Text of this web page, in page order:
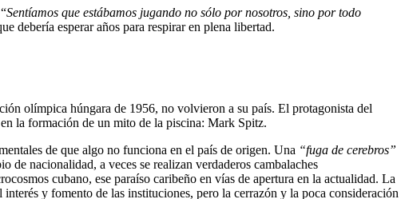
Sentíamos que estábamos jugando no sólo por nosotros, sino por todo
debería esperar años para respirar en plena libertad.
olímpica húngara de 1956, no volvieron a su país. El protagonista del
la formación de un mito de la piscina: Mark Spitz.
de que algo no funciona en el país de origen. Una “fuga de cerebros”
de nacionalidad, a veces se realizan verdaderos cambalaches
cubano, ese paraíso caribeño en vías de apertura en la actualidad. La
y fomento de las instituciones, pero la cerrazón y la poca consideración